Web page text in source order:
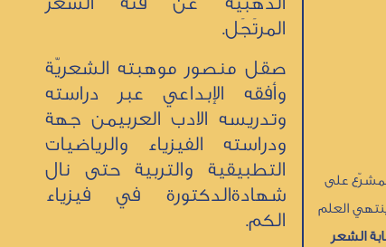
على
العلم
الشعر
المرتَجَل.
صقل منصور موهبته الشعريّة
وأفقه الإبداعي عبر دراسته
وتدريسه الادب العربيمن جهة
ودراسته الفيزياء والرياضيات
التطبيقية والتربية حتى نال
شهادةالدكتورة في فيزياء
الكم.